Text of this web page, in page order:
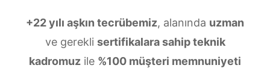
+22 yılı aşkın tecrübemiz, alanında uzman
ve gerekli sertifikalara sahip teknik
kadromuz ile %100 müşteri memnuniyeti